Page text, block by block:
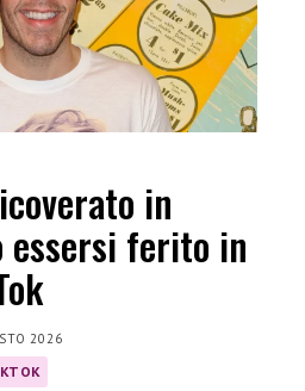
in
essersi ferito in
2026